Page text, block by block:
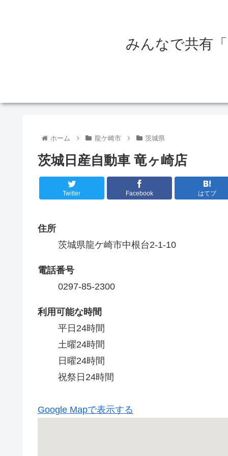
みんなで共有
ホーム 龍ケ崎市 茨城県
茨城日産自動車 竜ヶ崎店
Twitter Facebook はてブ
住所
茨城県龍ケ崎市中根台2-1-10
電話番号
0297-85-2300
利用可能な時間
平日24時間
土曜24時間
日曜24時間
祝祭日24時間
Google Mapで表示する